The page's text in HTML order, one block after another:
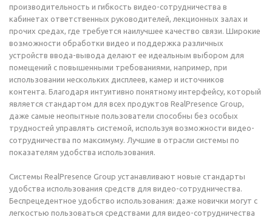
производительность и гибкость видео-сотрудничества в
кабинетах ответственных руководителей, лекционных залах и
прочих средах, где требуется наилучшее качество связи. Широкие
возможности обработки видео и поддержка различных
устройств ввода-вывода делают ее идеальным выбором для
помещений с повышенными требованиями, например, при
использовании нескольких дисплеев, камер и источников
контента. Благодаря интуитивно понятному интерфейсу, который
является стандартом для всех продуктов RealPresence Group,
даже самые неопытные пользователи способны без особых
трудностей управлять системой, используя возможности видео-
сотрудничества по максимуму. Лучшие в отрасли системы по
показателям удобства использования.
Системы RealPresence Group устанавливают новые стандарты
удобства использования средств для видео-сотрудничества.
Беспрецедентное удобство использования: даже новички могут с
легкостью пользоваться средствами для видео-сотрудничества